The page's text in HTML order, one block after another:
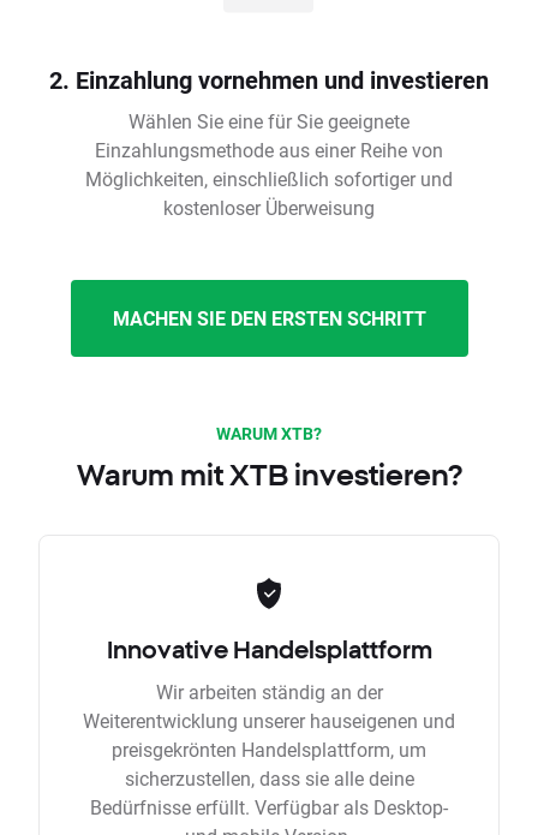
2. Einzahlung vornehmen und investieren
Wählen Sie eine für Sie geeignete
Einzahlungsmethode aus einer Reihe von
Möglichkeiten, einschließlich sofortiger und
kostenloser Überweisung
MACHEN SIE DEN ERSTEN SCHRITT
WARUM XTB?
Warum mit XTB investieren?
Innovative Handelsplattform
Wir arbeiten ständig an der
Weiterentwicklung unserer hauseigenen und
preisgekrönten Handelsplattform, um
sicherzustellen, dass sie alle deine
Bedürfnisse erfüllt. Verfügbar als Desktop-